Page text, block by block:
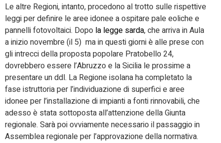
Le altre Regioni, intanto, procedono al trotto sulle rispettive
leggi per definire le aree idonee a ospitare pale eoliche e
pannelli fotovoltaici. Dopo la legge sarda, che arriva in Aula
a inizio novembre (il 5) ma in questi giorni è alle prese con
gli intrecci della proposta popolare Pratobello 24,
dovrebbero essere l’Abruzzo e la Sicilia le prossime a
presentare un ddl. La Regione isolana ha completato la
fase istruttoria per l’individuazione di superfici e aree
idonee per l’installazione di impianti a fonti rinnovabili, che
adesso è stata sottoposta all’attenzione della Giunta
regionale. Sarà poi ovviamente necessario il passaggio in
Assemblea regionale per l’approvazione della normativa.